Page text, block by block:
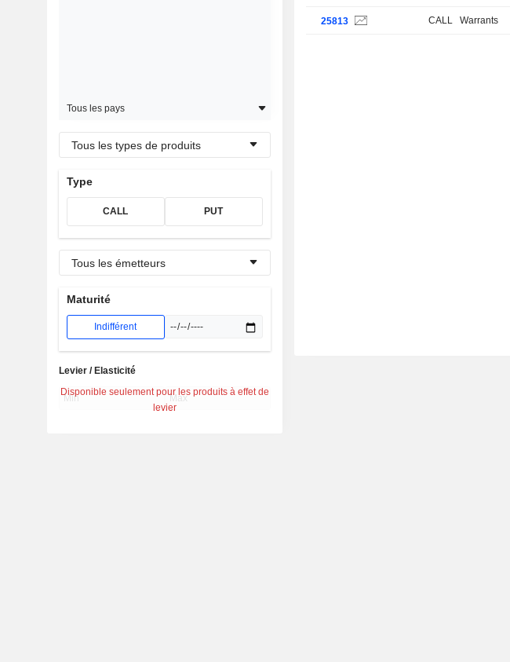
Tous les pays
Tous les types de produits
Type
CALL PUT
Tous les émetteurs
Maturité
Indifférent
Disponible seulement pour les produits à effet de
levier
Levier / Elasticité
25813 CALL Warrants